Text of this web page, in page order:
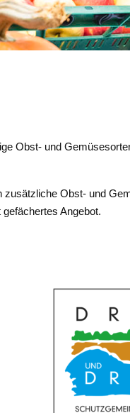
Obst- und
Obst- und
Angebot.